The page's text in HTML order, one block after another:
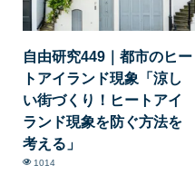
自由研究449｜都市のヒー
トアイランド現象「涼し
い街づくり！ヒートアイ
ランド現象を防ぐ方法を
考える」
1014